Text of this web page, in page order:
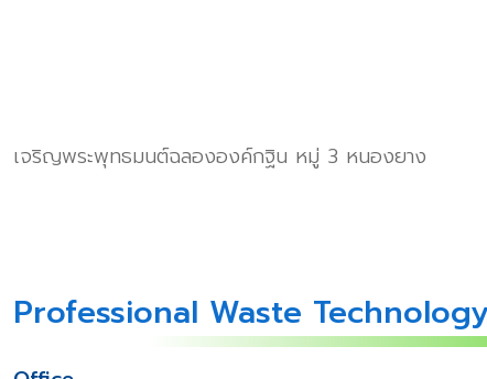
เจริญพระพุทธมนต์ฉลององค์กฐิน หมู่ 3 หนองยาง
Professional Waste